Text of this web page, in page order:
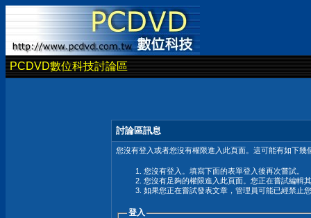
PCDVD數位科技討論區
討論區訊息
您沒有登入或者您沒有權限進入此頁面。這可能有如下幾
您沒有登入。填寫下面的表單登入後再次嘗試。
您沒有足夠的權限進入此頁面。您正在嘗試編輯
如果您正在嘗試發表文章，管理員可能已經禁止
登入